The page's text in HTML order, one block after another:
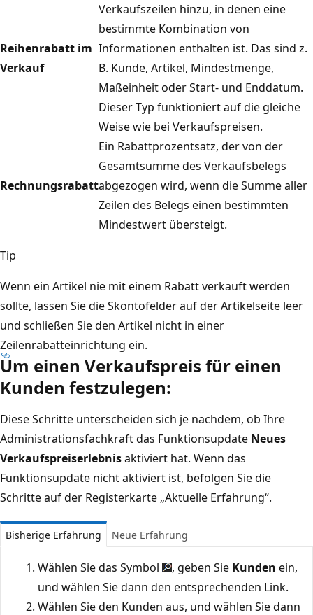
Reihenrabatt im
Verkauf
Verkaufszeilen hinzu, in denen eine
bestimmte Kombination von
Informationen enthalten ist. Das sind z.
B. Kunde, Artikel, Mindestmenge,
Maßeinheit oder Start- und Enddatum.
Dieser Typ funktioniert auf die gleiche
Weise wie bei Verkaufspreisen.
Rechnungsrabatt
Ein Rabattprozentsatz, der von der
Gesamtsumme des Verkaufsbelegs
abgezogen wird, wenn die Summe aller
Zeilen des Belegs einen bestimmten
Mindestwert übersteigt.
Tip
Wenn ein Artikel nie mit einem Rabatt verkauft werden
sollte, lassen Sie die Skontofelder auf der Artikelseite leer
und schließen Sie den Artikel nicht in einer
Zeilenrabatteinrichtung ein.
Um einen Verkaufspreis für einen
Kunden festzulegen:
Diese Schritte unterscheiden sich je nachdem, ob Ihre
Administrationsfachkraft das Funktionsupdate Neues
Verkaufspreiserlebnisaktiviert hat. Wenn das
Funktionsupdate nicht aktiviert ist, befolgen Sie die
Schritte auf der Registerkarte „Aktuelle Erfahrung“.
Bisherige Erfahrung Neue Erfahrung
Wählen Sie das Symbol , geben Sie Kunden ein,
und wählen Sie dann den entsprechenden Link.
Wählen Sie den Kunden aus, und wählen Sie dann